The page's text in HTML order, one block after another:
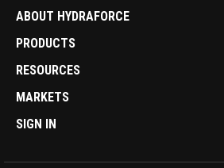
ABOUT HYDRAFORCE
PRODUCTS
RESOURCES
MARKETS
SIGN IN